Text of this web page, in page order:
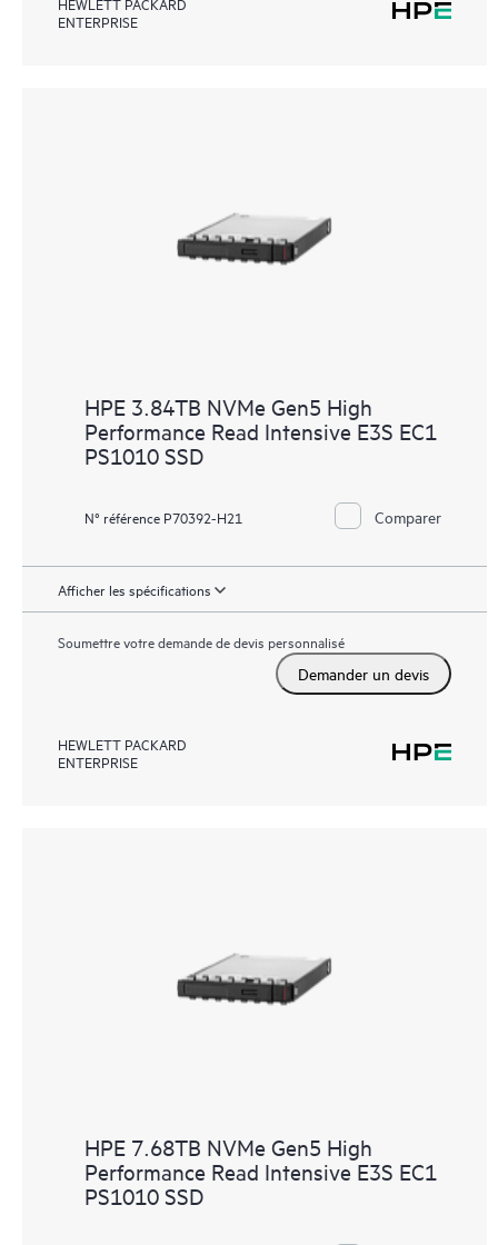
ENTERPRISE
HPE 3.84TB NVMe Gen5 High
Performance Read Intensive E3S EC1
PS1010 SSD
N° référence P70392-H21 Comparer
Afficher les spécifications
Soumettre votre demande de devis personnalisé
Demander un devis
HEWLETT PACKARD
ENTERPRISE
HPE 7.68TB NVMe Gen5 High
Performance Read Intensive E3S EC1
PS1010 SSD